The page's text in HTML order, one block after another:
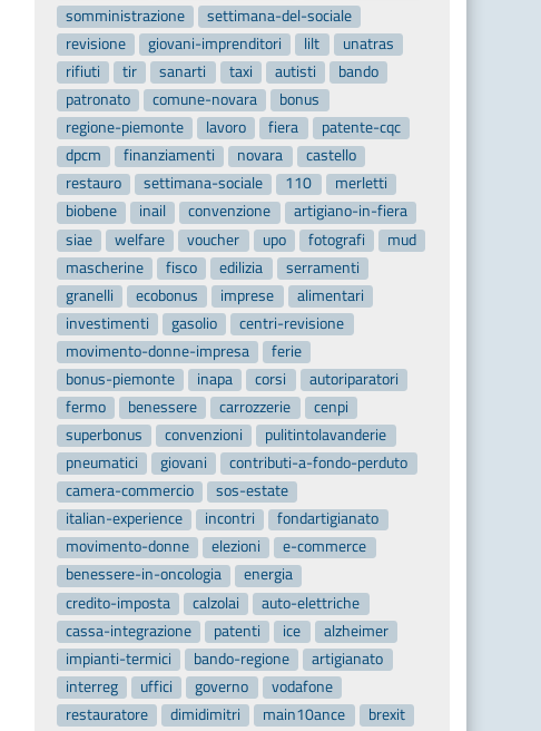
somministrazione
settimana-del-sociale
revisione
giovani-imprenditori lilt
unatras
rifiuti
tir sanarti taxi autisti
bando
patronato
comune-novara
bonus
regione-piemonte
lavoro fiera
patente-cqc
dpcm
finanziamenti novara
castello
restauro
settimana-sociale 110
merletti
biobene
inail convenzione
artigiano-in-fiera
siae
welfare voucher upo fotografi
mud
mascherine
fisco edilizia
serramenti
granelli
ecobonus imprese
alimentari
investimenti
gasolio
centri-revisione
movimento-donne-impresa
ferie
bonus-piemonte
inapa corsi
autoriparatori
fermo
benessere carrozzerie
cenpi
superbonus
convenzioni
pulitintolavanderie
pneumatici
giovani
contributi-a-fondo-perduto
camera-commercio
sos-estate
italian-experience
incontri
fondartigianato
movimento-donne
elezioni
e-commerce
benessere-in-oncologia
energia
credito-imposta
calzolai
auto-elettriche
cassa-integrazione
patenti ice
alzheimer
impianti-termici
bando-regione
artigianato
interreg
uffici governo
vodafone
restauratore
dimidimitri main10ance
brexit